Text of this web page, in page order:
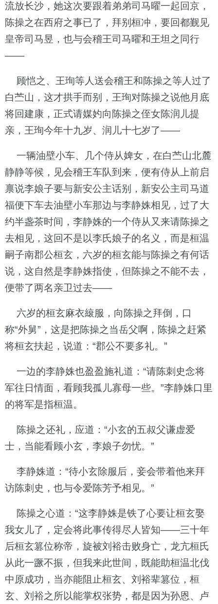
流放长沙，她这次要跟着弟弟司马曜一起回京，
陈操之在西府之事已了，拜别桓冲，要回都觐见
皇帝司马昱，也与会稽王司马曜和王坦之同行
——
顾恺之、王珣等人送会稽王和陈操之等人过了
白苎山，这才拱手而别，王珣对陈操之说他月底
将回建康，正式请媒妁向陈操之侄女陈润儿提
亲，王珣今年十九岁、润儿十七岁了——
一辆油壁小车、几个侍从婢女，在白苎山北麓
静静等候，见会稽王车队到来，便有侍从上前启
禀说李娘子要与新安公主话别，新安公主司马道
福便下车去油壁小车那边与李静姝相见，过了大
约半盏茶时间，李静姝的一个侍从又来请陈操之
去相见，这回不是以李氏娘子的名义，而是桓温
嗣子南郡公桓玄，六岁的桓玄能与陈操之有何话
说，这自然是李静姝指使，但陈操之不能不去，
便带了两名亲卫过去——
六岁的桓玄麻衣縗服，向陈操之拜倒，口
称“外舅”，这是把陈操之当岳父啊，陈操之赶紧
将桓玄扶起，说道：“郡公不要多礼。”
一边的李静姝也盈盈施礼道：“请陈刺史念将
军往日情面，看顾我孤儿寡母一些。”李静姝口里
的将军是指桓温。
陈操之还礼，应道：“小玄的五叔父谦虚爱
士，当能看顾小玄，李娘子勿忧。”
李静姝道：“待小玄除服后，妾会带着他来拜
访陈刺史，也与令爱陈芳予相见。”
陈操之心道：“这李静姝是铁了心要让桓玄娶
我女儿了，定会将此事传得尽人皆知——三十年
后桓玄篡位称帝，旋被刘裕击败身亡，龙亢桓氏
从此一蹶不振，但我来此世间，既能助桓温北伐
中原成功，当亦能阻止桓玄、刘裕辈篡位，桓
玄、刘裕之所以能掌权张势，都是因为孙恩、卢